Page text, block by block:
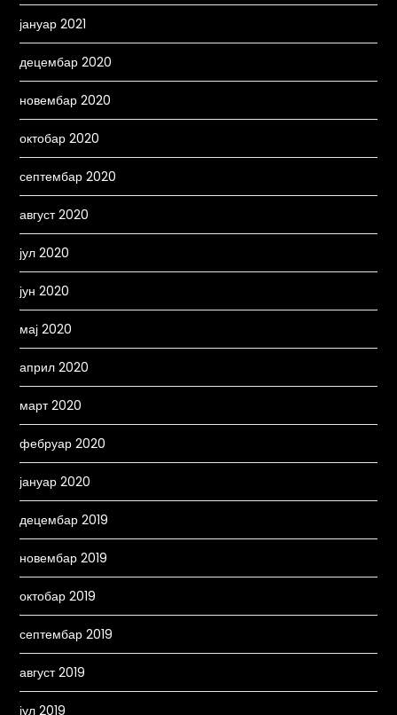
јануар 2021
децембар 2020
новембар 2020
октобар 2020
септембар 2020
август 2020
јул 2020
јун 2020
мај 2020
април 2020
март 2020
фебруар 2020
јануар 2020
децембар 2019
новембар 2019
октобар 2019
септембар 2019
август 2019
јул 2019